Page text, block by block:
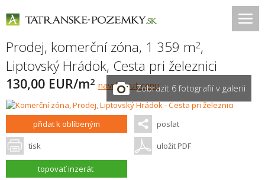
Prodej, komerční zóna, 1 359 m2,
Liptovský Hrádok, Cesta pri železnici
130,00 EUR/m2 navrhnout cenuZobrazit 6 fotografií v galerii
přidat k oblíbeným poslat
tisk uložit PDF
topovať inzerát